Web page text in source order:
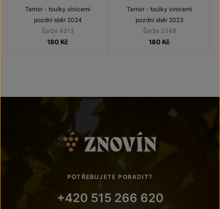
Terroir - toulky vinicemi
pozdní sběr 2024
Šarže 4313
180 Kč
Terroir - toulky vinicemi
pozdní sběr 2023
Šarže 3349
180 Kč
POTŘEBUJETE PORADIT?
+420 515 266 620